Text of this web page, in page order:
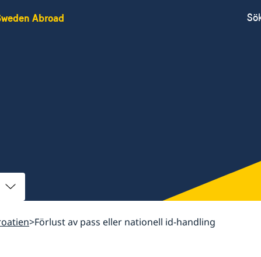
Abroad
Förlust av pass eller nationell id-handling